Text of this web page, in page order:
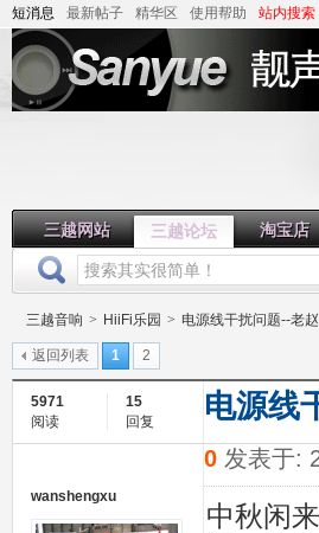
短消息 最新帖子 精华区 使用帮助 站内搜索
三越网站 三越论坛 淘宝店
三越音响 > HiiFi乐园 > 电源线干扰问题--老
返回列表 1 2
5971
阅读
15
回复
电源线
wanshengxu
0 发表于:
中秋闲